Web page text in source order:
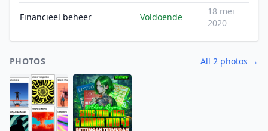
Financieel beheer Voldoende
18 mei
2020
PHOTOS All 2 photos →